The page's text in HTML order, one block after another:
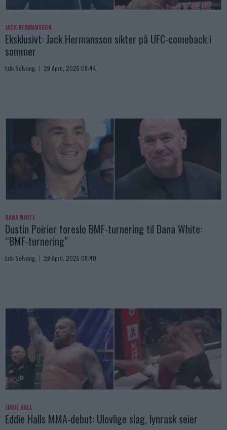
JACK HERMANSSON
Eksklusivt: Jack Hermansson sikter på UFC-comeback i
sommer
Erik Solvang 29 April, 2025 09:44
DANA WHITE
Dustin Poirier foreslo BMF-turnering til Dana White:
“BMF-turnering”
Erik Solvang 29 April, 2025 08:40
EDDIE HALL
Eddie Halls MMA-debut: Ulovlige slag, lynrask seier